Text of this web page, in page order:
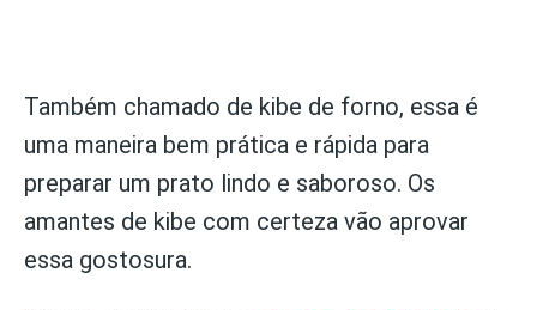
Também chamado de kibe de forno, essa é
uma maneira bem prática e rápida para
preparar um prato lindo e saboroso. Os
amantes de kibe com certeza vão aprovar
essa gostosura.